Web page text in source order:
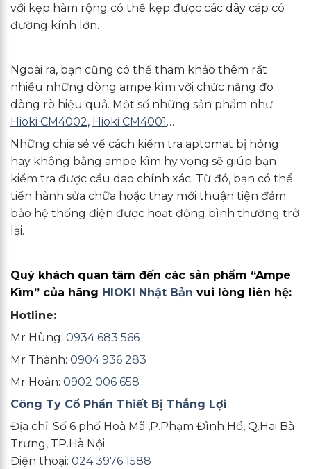
với kẹp hàm rộng có thể kẹp được các dây cáp có
đường kính lớn.
Ngoài ra, bạn cũng có thể tham khảo thêm rất
nhiều những dòng ampe kìm với chức năng đo
dòng rò hiệu quả. Một số những sản phẩm như:
Hioki CM4002, Hioki CM4001…
Những chia sẻ về cách kiểm tra aptomat bị hỏng
hay không bằng ampe kìm hy vọng sẽ giúp bạn
kiểm tra được cầu dao chính xác. Từ đó, bạn có thể
tiến hành sửa chữa hoặc thay mới thuận tiện đảm
bảo hệ thống điện được hoạt động bình thường trở
lại.
Quý khách quan tâm đến các sản phẩm “Ampe
Kìm” của hãng HIOKI Nhật Bản vui lòng liên hệ:
Hotline:
Mr Hùng: 0934 683 566
Mr Thành: 0904 936 283
Mr Hoàn: 0902 006 658
Công Ty Cổ Phần Thiết Bị Thắng Lợi
Địa chỉ: Số 6 phố Hoà Mã ,P.Phạm Đình Hổ, Q.Hai Bà
Trưng, TP.Hà Nội
Điện thoại: 024 3976 1588